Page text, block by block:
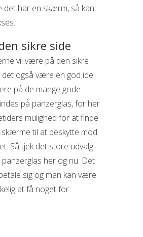
det har en skærm, så kan
sikre side
vil være på den sikre
det også være en god ide
på de mange gode
på panzerglas, for her
mulighed for at finde
til at beskytte mod
Så tjek det store udvalg
her og nu. Det
sig og man kan være
at få noget for